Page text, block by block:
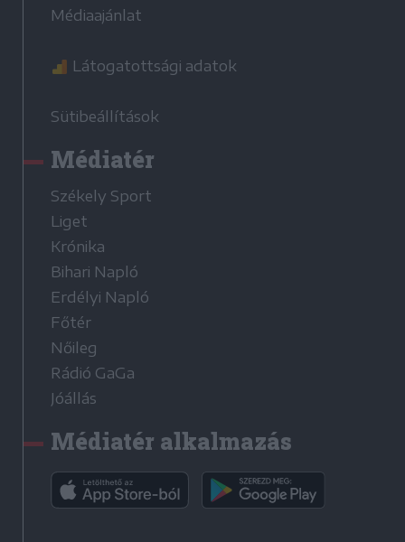
Médiaajánlat
Látogatottsági adatok
Sütibeállítások
Médiatér
Székely Sport
Liget
Krónika
Bihari Napló
Erdélyi Napló
Főtér
Nőileg
Rádió GaGa
Jóállás
Médiatér alkalmazás